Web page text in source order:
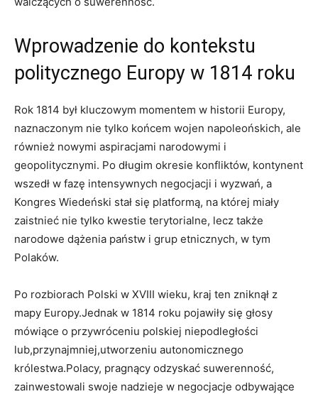
Wprowadzenie do kontekstu
politycznego Europy w 1814 roku
Rok 1814 był kluczowym momentem w historii Europy,
naznaczonym nie tylko końcem wojen napoleońskich, ale
również nowymi aspiracjami narodowymi i
geopolitycznymi. Po długim okresie konfliktów, kontynent
wszedł w fazę intensywnych negocjacji i wyzwań, a
Kongres Wiedeński stał się platformą, na której miały
zaistnieć nie tylko kwestie terytorialne, lecz także
narodowe dążenia państw i grup etnicznych, w tym
Polaków.
Po rozbiorach Polski w XVIII wieku, kraj ten zniknął z
mapy Europy.Jednak w 1814 roku pojawiły się głosy
mówiące o przywróceniu polskiej niepodległości
lub,przynajmniej,utworzeniu autonomicznego
królestwa.Polacy, pragnący odzyskać suwerenność,
zainwestowali swoje nadzieje w negocjacje odbywające